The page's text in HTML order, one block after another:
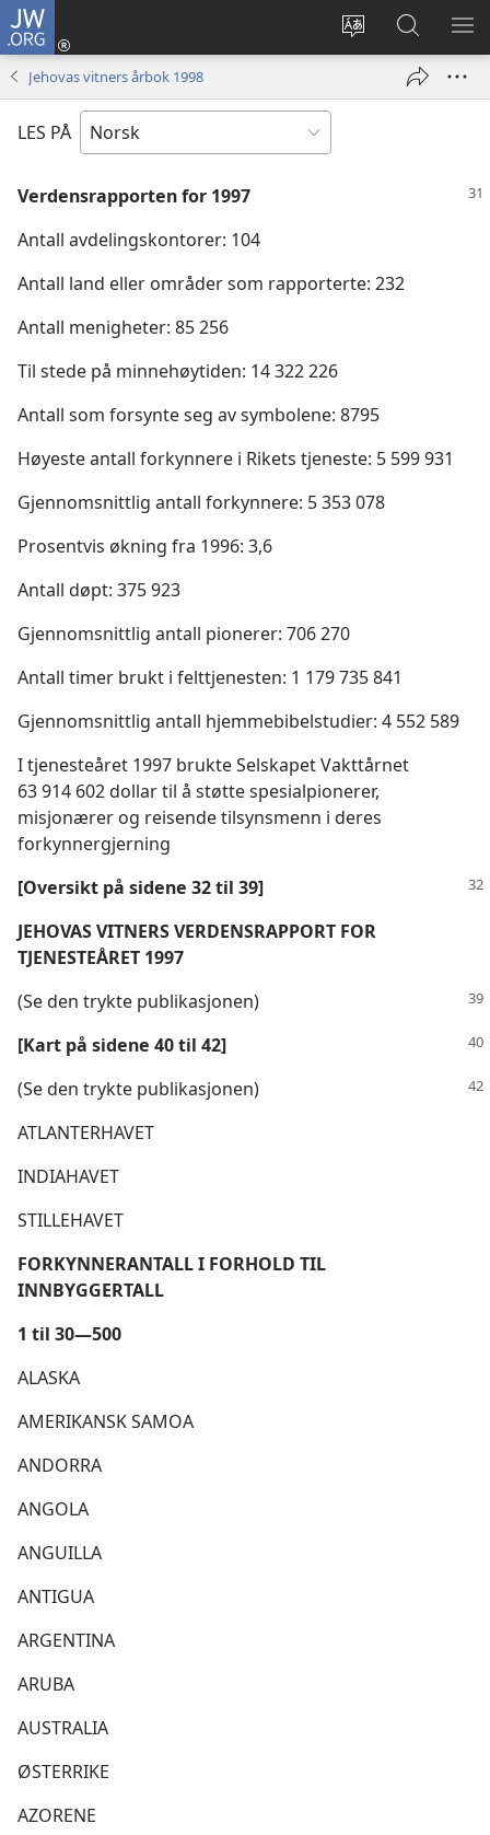
JW.ORG
Endre
Logg
inn
vindu)
Søk
på
JW.ORG
VIS
Jehovas vitners årbok 1998
LES PÅ
Verdensrapporten for 1997
Antall avdelingskontorer: 104
Antall land eller områder som rapporterte: 232
Antall menigheter: 85 256
Til stede på minnehøytiden: 14 322 226
Antall som forsynte seg av symbolene: 8795
Høyeste antall forkynnere i Rikets tjeneste: 5 599 931
Gjennomsnittlig antall forkynnere: 5 353 078
Prosentvis økning fra 1996: 3,6
Antall døpt: 375 923
Gjennomsnittlig antall pionerer: 706 270
Antall timer brukt i felttjenesten: 1 179 735 841
Gjennomsnittlig antall hjemmebibelstudier: 4 552 589
I tjenesteåret 1997 brukte Selskapet Vakttårnet
63 914 602 dollar til å støtte spesialpionerer,
misjonærer og reisende tilsynsmenn i deres
forkynnergjerning
[Oversikt på sidene 32 til 39]
JEHOVAS VITNERS VERDENSRAPPORT FOR
TJENESTEÅRET 1997
(Se den trykte publikasjonen)
[Kart på sidene 40 til 42]
(Se den trykte publikasjonen)
ATLANTERHAVET
INDIAHAVET
STILLEHAVET
FORKYNNERANTALL I FORHOLD TIL
INNBYGGERTALL
1 til 30—500
ALASKA
AMERIKANSK SAMOA
ANDORRA
ANGOLA
ANGUILLA
ANTIGUA
ARGENTINA
ARUBA
AUSTRALIA
ØSTERRIKE
AZORENE